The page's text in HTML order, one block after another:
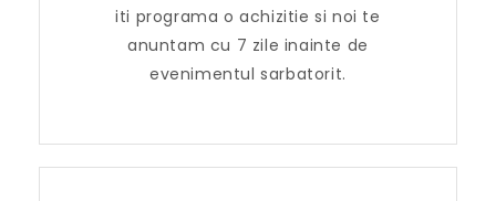
iti programa o achizitie si noi te
anuntam cu 7 zile inainte de
evenimentul sarbatorit.